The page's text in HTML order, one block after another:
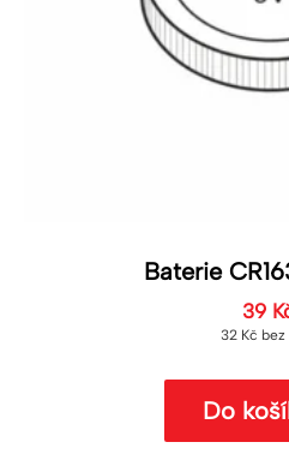
Baterie
39
32 Kč bez
Do